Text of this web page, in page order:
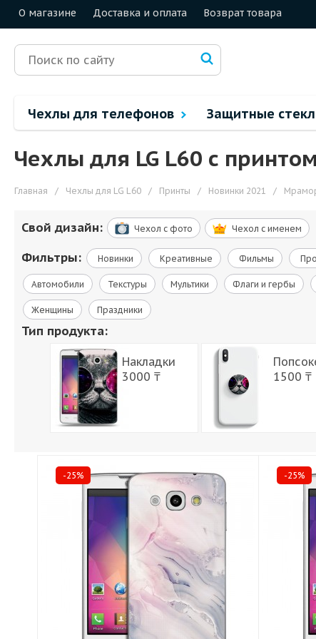
О магазине Доставка и оплата Возврат товара
Чехлы для телефонов Защитные
Чехлы для LG L60 с
Главная / Чехлы для LG L60 / Принты / Новинки 2021 /
Свой дизайн: Чехол c фото Чехол c именем
Фильтры: Новинки Креативные Фильмы
Автомобили Текстуры Мультики Флаги и гербы
Женщины Праздники
Тип продукта:
Накладки
3000 ₸
1500 ₸
-25% -25%